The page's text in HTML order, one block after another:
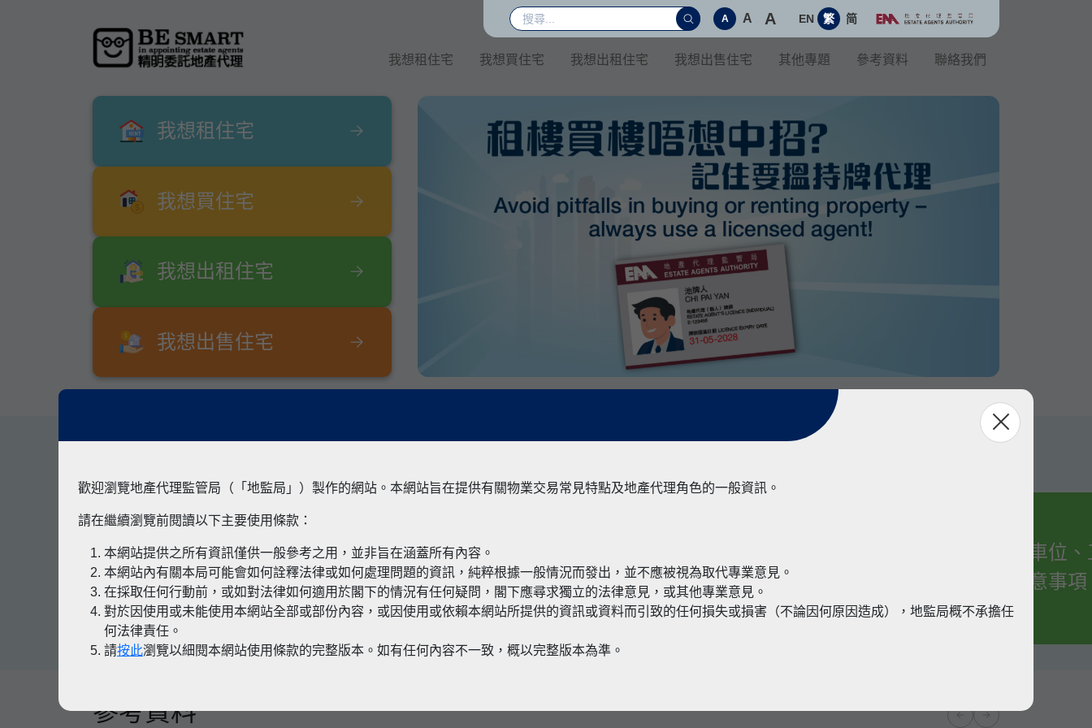
A A A EN 繁 简
我想租住宅 我想買住宅 我想出租住宅 我想出售住宅 其他專題 參考資料 聯絡我們
我想租住宅
我想買住宅
我想出租住宅
我想出售住宅
有關凶宅 有關境外物業
有關車位
的注意事項
參考資料
歡迎瀏覽地產代理監管局（「地監局」）製作的網站。本網站旨在提供有關物業交易常見特點及地產代理角色的一般資訊。
請在繼續瀏覽前閱讀以下主要使用條款：
本網站提供之所有資訊僅供一般參考之用，並非旨在涵蓋所有內容。
本網站內有關本局可能會如何詮釋法律或如何處理問題的資訊，純粹根據一般情況而發出，並不應被視為取代專業意見。
在採取任何行動前，或如對法律如何適用於閣下的情況有任何疑問，閣下應尋求獨立的法律意見，或其他專業意見。
對於因使用或未能使用本網站全部或部份內容，或因使用或依賴本網站所提供的資訊或資料而引致的任何損失或損害（不論因何原因造成），地監局概不承擔任
何法律責任。
請按此瀏覽以細閱本網站使用條款的完整版本。如有任何內容不一致，概以完整版本為準。